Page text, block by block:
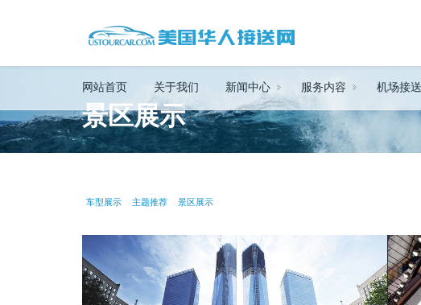
网站首页 关于我们 新闻中心 服务内容 机场接送
景区展示
车型展示 主题推荐 景区展示